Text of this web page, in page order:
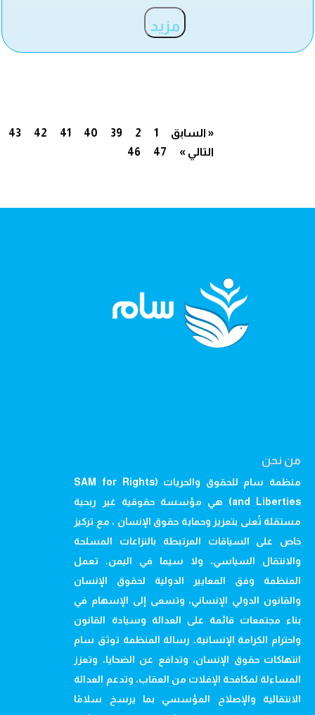
مزيد
« السابق 1
2
39
40
41
42
43
46
47 التالي »
من نحن
منظمة سام للحقوق والحريات (SAM for Rights
and Liberties) هي مؤسسة حقوقية غير ربحية
مستقلة تُعنى بتعزيز وحماية حقوق الإنسان ، مع تركيز
خاص على السياقات المرتبطة بالنزاعات المسلحة
والانتقال السياسي، ولا سيما في اليمن. تعمل
المنظمة وفق المعايير الدولية لحقوق الإنسان
والقانون الدولي الإنساني، وتسعى إلى الإسهام في
بناء مجتمعات قائمة على العدالة وسيادة القانون
واحترام الكرامة الإنسانية. رسالة المنظمة توثق سام
انتهاكات حقوق الإنسان، وتدافع عن الضحايا، وتعزز
المساءلة لمكافحة الإفلات من العقاب، وتدعم العدالة
الانتقالية والإصلاح المؤسسي بما يرسخ سلامًا